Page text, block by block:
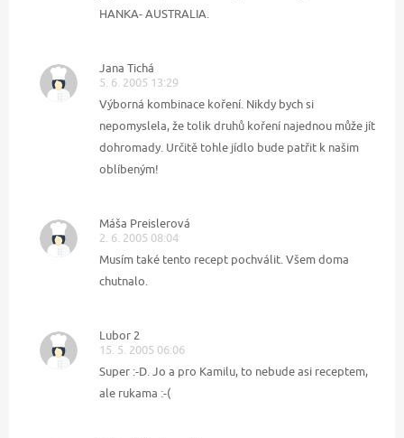
HANKA- AUSTRALIA.
Jana Tichá
5. 6. 2005 13:29
Výborná kombinace koření. Nikdy bych si
nepomyslela, že tolik druhů koření najednou může jít
dohromady. Určitě tohle jídlo bude patřit k našim
oblíbeným!
Máša Preislerová
2. 6. 2005 08:04
Musím také tento recept pochválit. Všem doma
chutnalo.
Lubor 2
15. 5. 2005 06:06
Super :-D. Jo a pro Kamilu, to nebude asi receptem,
ale rukama :-(